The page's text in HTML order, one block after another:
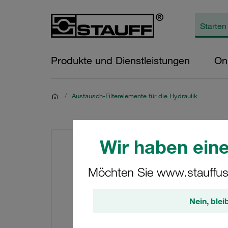
Wir haben
Möchten Sie
Nein,
Produkte und Dienstleistungen
/ Austausch-Filterelemente für die Hydraulik